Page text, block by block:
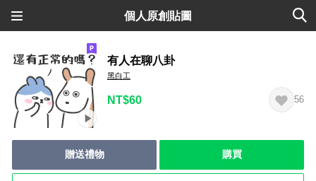
個人原創貼圖
有人在聊八卦
黑白工
NT$60 56
贈送禮物 購買